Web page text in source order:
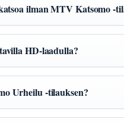
ilman MTV Katsomo -
HD-laadulla?
Urheilu -tilauksen?